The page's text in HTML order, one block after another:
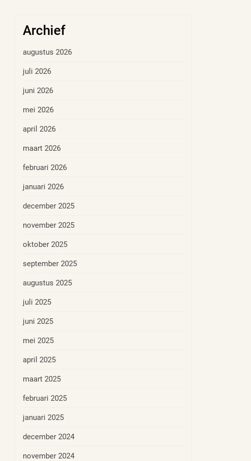
Archief
augustus 2026
juli 2026
juni 2026
mei 2026
april 2026
maart 2026
februari 2026
januari 2026
december 2025
november 2025
oktober 2025
september 2025
augustus 2025
juli 2025
juni 2025
mei 2025
april 2025
maart 2025
februari 2025
januari 2025
december 2024
november 2024